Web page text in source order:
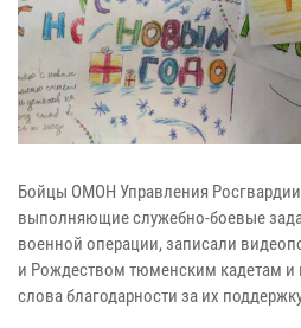
Бойцы ОМОН Управления
выполняющие служебно-боевые
военной операции, записали
и Рождеством тюменским кадетам
слова благодарности за их